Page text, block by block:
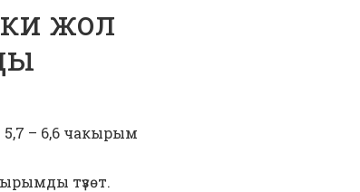
жол
– 6,6 чакырым
түзөт.